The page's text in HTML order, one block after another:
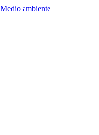
Medio ambiente